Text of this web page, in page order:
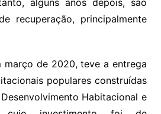
alguns anos depois, são
recuperação, principalmente
março de 2020, teve a entrega
populares construídas
Habitacional e